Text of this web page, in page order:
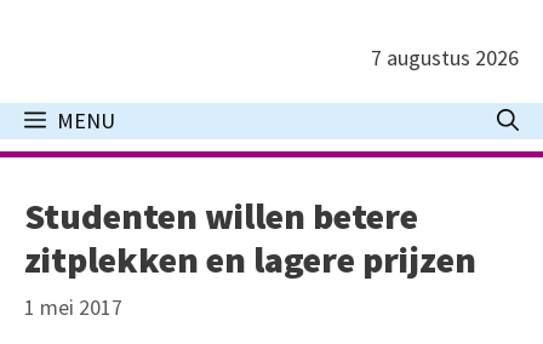
inhoud
7 augustus 2026
MENU
Studenten willen betere
zitplekken en lagere prijzen
1 mei 2017